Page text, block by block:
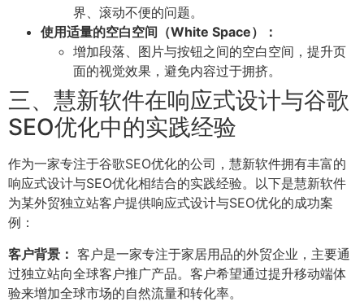
界、滚动不便的问题。
使用适量的空白空间（White Space）：
增加段落、图片与按钮之间的空白空间，提升页
面的视觉效果，避免内容过于拥挤。
三、慧新软件在响应式设计与谷歌
SEO优化中的实践经验
作为一家专注于谷歌SEO优化的公司，慧新软件拥有丰富的
响应式设计与SEO优化相结合的实践经验。以下是慧新软件
为某外贸独立站客户提供响应式设计与SEO优化的成功案
例：
客户背景： 客户是一家专注于家居用品的外贸企业，主要通
过独立站向全球客户推广产品。客户希望通过提升移动端体
验来增加全球市场的自然流量和转化率。